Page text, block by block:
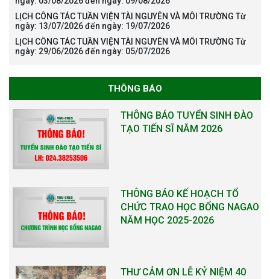
LỊCH CÔNG TÁC TUẦN VIỆN TÀI NGUYÊN VÀ MÔI TRƯỜNG Từ
ngày: 13/07/2026 đến ngày: 19/07/2026
LỊCH CÔNG TÁC TUẦN VIỆN TÀI NGUYÊN VÀ MÔI TRƯỜNG Từ
ngày: 29/06/2026 đến ngày: 05/07/2026
THÔNG BÁO
THÔNG BÁO TUYỂN SINH ĐÀO
TẠO TIẾN SĨ NĂM 2026
THÔNG BÁO KẾ HOẠCH TỔ
CHỨC TRAO HỌC BỔNG NAGAO
NĂM HỌC 2025-2026
THƯ CẢM ƠN LỄ KỶ NIỆM 40